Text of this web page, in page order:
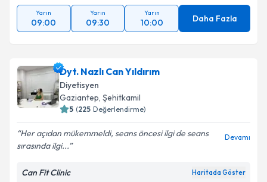
Yarın
09:00
Yarın
09:30
Yarın
10:00 Daha Fazla
Dyt. Nazlı Can Yıldırım
Diyetisyen
Gaziantep, Şehitkamil
5 (225 Değerlendirme)
Her açıdan mükemmeldi, seans öncesi ilgi de seans
sırasında ilgi...
Devamı
Can Fit Clinic Haritada Göster